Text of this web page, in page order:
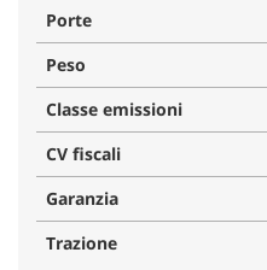
Porte
Peso
Classe emissioni
CV fiscali
Garanzia
Trazione